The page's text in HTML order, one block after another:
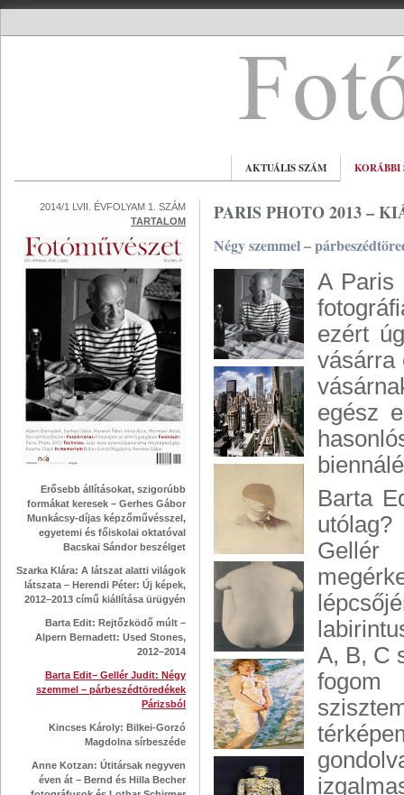
AKTUÁLIS SZÁM KORÁBBI
2014/1 LVII. ÉVFOLYAM 1. SZÁM
TARTALOM
Erősebb állításokat, szigorúbb
formákat keresek – Gerhes Gábor
Munkácsy-díjas képzőművésszel,
egyetemi és főiskolai oktatóval
Bacskai Sándor beszélget
Szarka Klára: A látszat alatti világok
látszata – Herendi Péter: Új képek,
2012–2013 című kiállítása ürügyén
Barta Edit: Rejtőzködő múlt –
Alpern Bernadett: Used Stones,
2012–2014
Barta Edit– Gellér Judit: Négy
szemmel – párbeszédtöredékek
Párizsból
Kincses Károly: Bilkei-Gorzó
Magdolna sírbeszéde
Anne Kotzan: Útitársak negyven
éven át – Bernd és Hilla Becher
PARIS PHOTO 2013 –
Négy szemmel –
A Paris
ezért
vásárra
egész
Barta
utólag?
Gellér
A, B, C